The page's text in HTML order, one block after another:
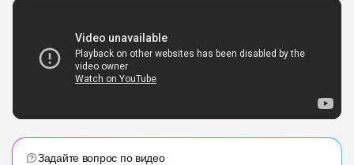
Задайте вопрос по видео